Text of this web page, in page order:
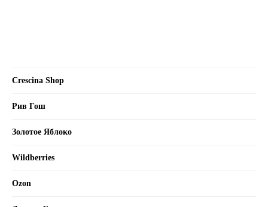
Crescina Shop
Рив Гош
Золотое Яблоко
Wildberries
Ozon